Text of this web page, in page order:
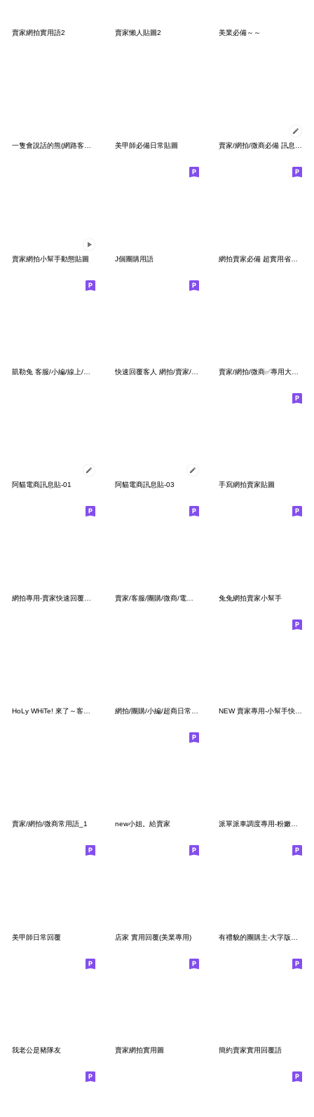
賣家網拍實用語2 賣家懶人貼圖2 美業必備～～
一隻會說話的熊(網路客服用語-基礎篇) 美甲師必備日常貼圖 賣家/網拍/微商必備 訊息貼圖
賣家網拍小幫手動態貼圖 J個團購用語 網拍賣家必備 超實用省空間貼圖-更新版
賣家/網拍/微商✅專用大標籤 2
阿貓電商訊息貼-01 阿貓電商訊息貼-03 手寫網拍賣家貼圖
兔兔網拍賣家小幫手
NEW 賣家專用-小幫手快速回覆訊息
賣家/網拍/微商常用語_1 new小姐。給賣家 派單派車調度專用-粉嫩嫩小公舉ฅ˙Ⱉ˙ฅ
美甲師日常回覆 店家 實用回覆(美業專用)
我老公是豬隊友 賣家網拍實用圖 簡約賣家實用回覆語